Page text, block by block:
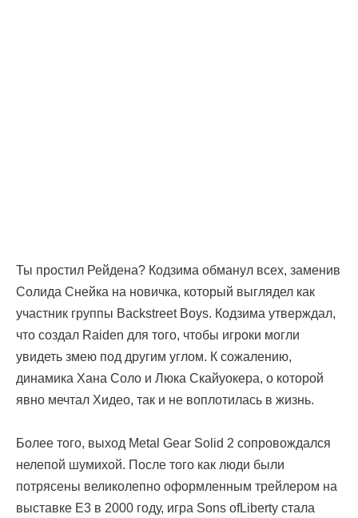
Ты простил Рейдена? Кодзима обманул всех, заменив
Солида Снейка на новичка, который выглядел как
участник группы Backstreet Boys. Кодзима утверждал,
что создал Raiden для того, чтобы игроки могли
увидеть змею под другим углом. К сожалению,
динамика Хана Соло и Люка Скайуокера, о которой
явно мечтал Хидео, так и не воплотилась в жизнь.
Более того, выход Metal Gear Solid 2 сопровождался
нелепой шумихой. После того как люди были
потрясены великолепно оформленным трейлером на
выставке E3 в 2000 году, игра Sons ofLiberty стала